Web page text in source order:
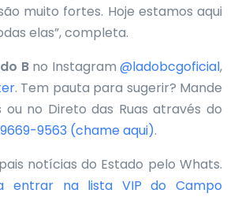
muito fortes. Hoje estamos aqui
elas”, completa.
B no Instagram @ladobcgoficial,
. Tem pauta para sugerir? Mande
ou no Direto das Ruas através do
9563 (chame aqui).
notícias do Estado pelo Whats.
entrar na lista VIP do Campo